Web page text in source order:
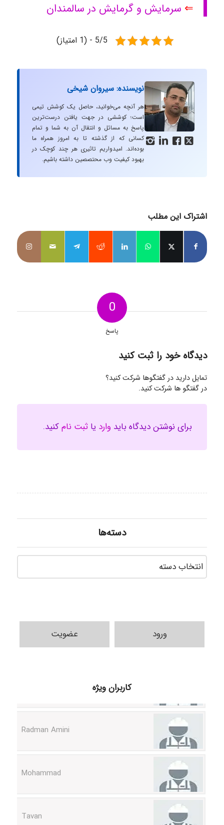
⇐ سرمایش و گرمایش در سالمندان
5/5 - (1 امتیاز)
   
نویسنده: سیروان شیخی
هر آنچه می‌خوانید، حاصل یک کوشش تیمی
است؛ کوششی در جهت یافتن درست‌ترین
پاسخ به مسائل و انتقال آن به شما و تمام
کسانی که از گذشته تا به امروز همراه ما
بوده‌اند. امیدواریم تاثیری هر چند کوچک در
بهبود کیفیت وب محتصصین داشته باشیم.
اشتراک این مطلب
0
پاسخ
دیدگاه خود را ثبت کنید
تمایل دارید در گفتگوها شرکت کنید؟
در گفتگو ها شرکت کنید.
برای نوشتن دیدگاه باید وارد یا ثبت نامکنید.
دسته‌ها
ورود عضویت
کاربران ویژه